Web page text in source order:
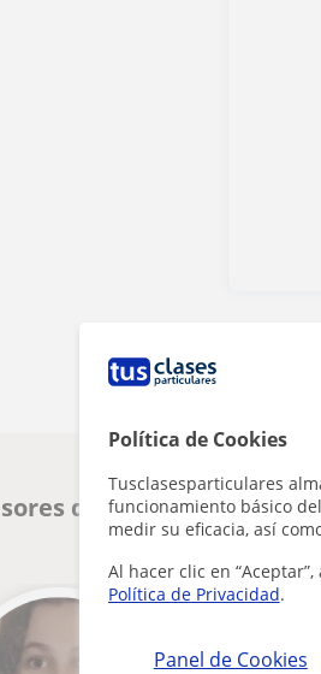
Política de Cookies
Tusclasesparticulares
funcionamiento básico
medir su eficacia, así
Al hacer clic en
Política de Privacidad.
Panel de Cookies
de Química en